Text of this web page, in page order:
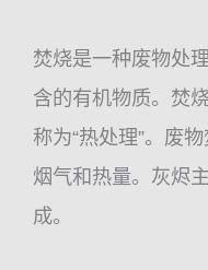
焚烧是一种废物处
含的有机物质。焚
称为“热处理”。废
烟气和热量。灰烬
成。